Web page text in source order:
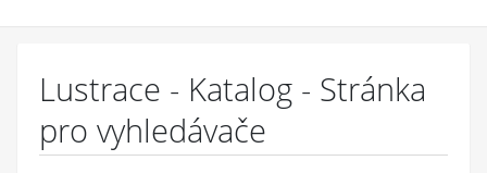
Lustrace - Katalog - Stránka
pro vyhledávače